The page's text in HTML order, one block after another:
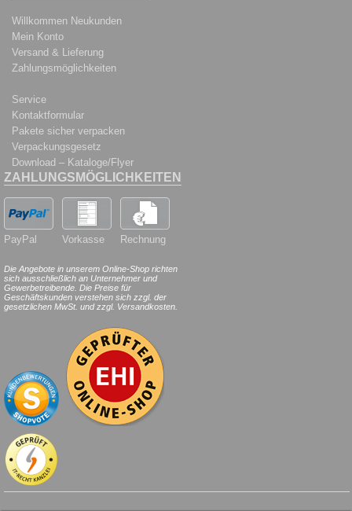
Willkommen Neukunden
Mein Konto
Versand & Lieferung
Zahlungsmöglichkeiten
Service
Kontaktformular
Pakete sicher verpacken
Verpackungsgesetz
Download – Kataloge/Flyer
ZAHLUNGSMÖGLICHKEITEN
PayPal Vorkasse Rechnung
Die Angebote in unserem Online-Shop richten
sich ausschließlich an Unternehmer und
Gewerbetreibende. Die Preise für
Geschäftskunden verstehen sich zzgl. der
gesetzlichen MwSt. und zzgl. Versandkosten.